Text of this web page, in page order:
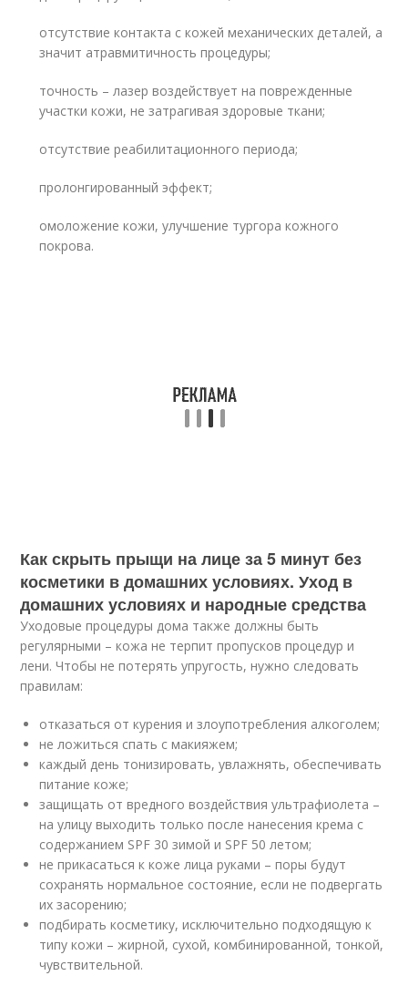
отсутствие контакта с кожей механических деталей, а
значит атравмитичность процедуры;
точность – лазер воздействует на поврежденные
участки кожи, не затрагивая здоровые ткани;
отсутствие реабилитационного периода;
пролонгированный эффект;
омоложение кожи, улучшение тургора кожного
покрова.
Как скрыть прыщи на лице за 5 минут без
косметики в домашних условиях. Уход в
домашних условиях и народные средства
Уходовые процедуры дома также должны быть
регулярными – кожа не терпит пропусков процедур и
лени. Чтобы не потерять упругость, нужно следовать
правилам:
отказаться от курения и злоупотребления алкоголем;
не ложиться спать с макияжем;
каждый день тонизировать, увлажнять, обеспечивать
питание коже;
защищать от вредного воздействия ультрафиолета –
на улицу выходить только после нанесения крема с
содержанием SPF 30 зимой и SPF 50 летом;
не прикасаться к коже лица руками – поры будут
сохранять нормальное состояние, если не подвергать
их засорению;
подбирать косметику, исключительно подходящую к
типу кожи – жирной, сухой, комбинированной, тонкой,
чувствительной.